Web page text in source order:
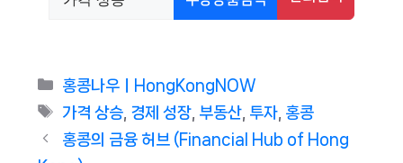
Categories
홍콩나우ㅣHongKongNOW
Tags
가격 상승 경제 성장 부동산 투자 홍콩
홍콩의 금융 허브 (Financial Hub of Hong